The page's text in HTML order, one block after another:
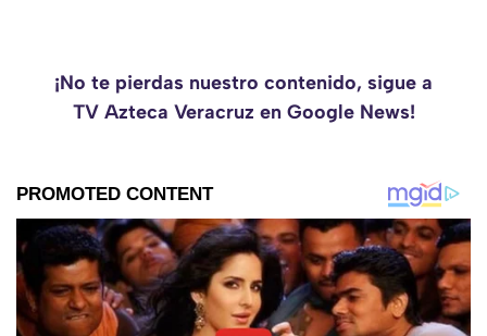
¡No te pierdas nuestro contenido, sigue a
TV Azteca Veracruz en Google News!